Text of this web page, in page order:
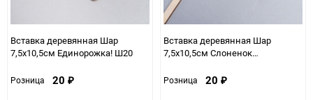
Вставка деревянная Шар
7,5х10,5см Единорожка! Ш20
Розница 20 ₽
Вставка деревянная Шар
7,5х10,5см Слоненок
Розница 20 ₽